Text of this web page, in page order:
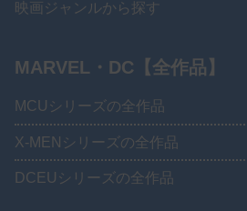
映画ジャンルから探す
MARVEL・DC【全作品】
MCUシリーズの全作品
X-MENシリーズの全作品
DCEUシリーズの全作品